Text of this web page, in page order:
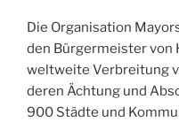
Die Organisation
den Bürgermeister von
weltweite Verbreitung
deren Ächtung und
900 Städte und